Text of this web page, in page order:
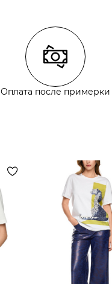
Оплата после примерки